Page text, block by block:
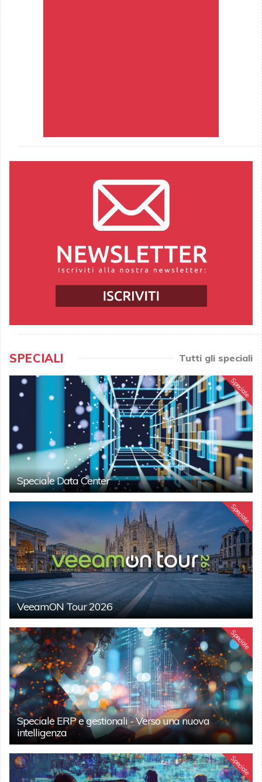
SPECIALI Tutti gli speciali
Speciale
Speciale Data Center
Speciale
VeeamON Tour 2026
Speciale
Speciale ERP e gestionali - Verso una nuova
intelligenza
Speciale